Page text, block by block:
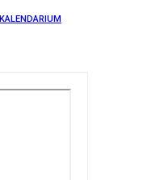
KALENDARIUM